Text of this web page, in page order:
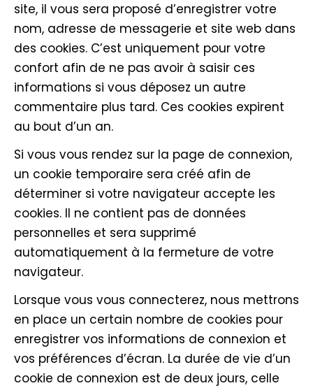
site, il vous sera proposé d’enregistrer votre
nom, adresse de messagerie et site web dans
des cookies. C’est uniquement pour votre
confort afin de ne pas avoir à saisir ces
informations si vous déposez un autre
commentaire plus tard. Ces cookies expirent
au bout d’un an.
Si vous vous rendez sur la page de connexion,
un cookie temporaire sera créé afin de
déterminer si votre navigateur accepte les
cookies. Il ne contient pas de données
personnelles et sera supprimé
automatiquement à la fermeture de votre
navigateur.
Lorsque vous vous connecterez, nous mettrons
en place un certain nombre de cookies pour
enregistrer vos informations de connexion et
vos préférences d’écran. La durée de vie d’un
cookie de connexion est de deux jours, celle